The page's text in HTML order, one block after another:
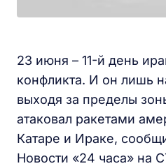
23 июня – 11-й день
конфликта. И он лишь
выходя за пределы
атаковал ракетами
Катаре и Ираке,
Новости «24 часа» на